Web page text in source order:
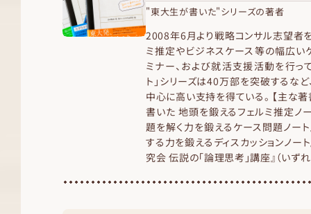
"東大生が書いた"シリーズの著者
2008年6月より戦略コンサル志望者
ミ推定やビジネスケース等の幅広い
ミナー、および就活支援活動を行っ
ト」シリーズは40万部を突破するな
中心に高い支持を得ている。 【主な著
書いた 地頭を鍛えるフェルミ推定ノ
題を解く力を鍛えるケース問題ノー
する力を鍛えるディスカッションノー
究会 伝説の「論理思考」講座』（いず